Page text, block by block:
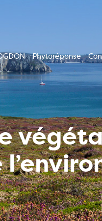
Phytoréponse